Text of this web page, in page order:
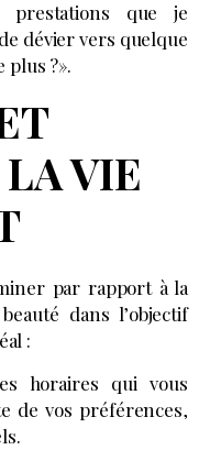
prestations que je
dévier vers quelque
plus ?».
VIE
par rapport à la
dans l’objectif
:
horaires qui vous
de vos préférences,